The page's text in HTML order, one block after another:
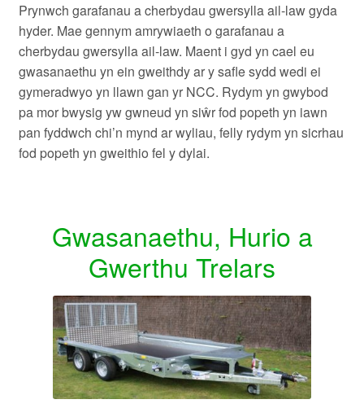
Prynwch garafanau a cherbydau gwersylla ail-law gyda
hyder. Mae gennym amrywiaeth o garafanau a
cherbydau gwersylla ail-law. Maent i gyd yn cael eu
gwasanaethu yn ein gweithdy ar y safle sydd wedi ei
gymeradwyo yn llawn gan yr NCC. Rydym yn gwybod
pa mor bwysig yw gwneud yn siŵr fod popeth yn iawn
pan fyddwch chi’n mynd ar wyliau, felly rydym yn sicrhau
fod popeth yn gweithio fel y dylai.
Gwasanaethu, Hurio a
Gwerthu Trelars